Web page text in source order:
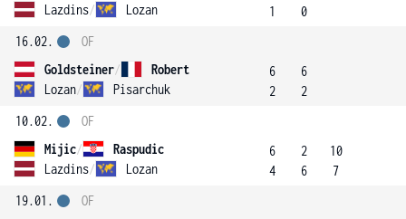
Lazdins/ Lozan
1
0
16.02.
Goldsteiner/
Robert
Lozan/ Pisarchuk
OF
6
2
6
2
10.02.
Mijic/
Raspudic
Lazdins/ Lozan
OF
6
4
2
6
10
7
19.01.
OF